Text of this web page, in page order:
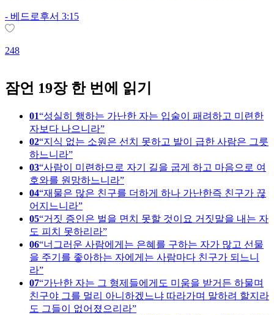
- 베드로후서 3:15
248
잠언 19장 한 번에 읽기
01 성실히 행하는 가난한 자는 입술이 패려하고 미련한
자보다 나으니라
02 지식 없는 소원은 선치 못하고 발이 급한 사람은 그릇
하느니라
03 사람이 미련하므로 자기 길을 굽게 하고 마음으로 여
호와를 원망하느니라
04 재물은 많은 친구를 더하게 하나 가난한즉 친구가 끊
어지느니라
05 거짓 증인은 벌을 면치 못할 것이요 거짓말을 내는 자
도 피치 못하리라
06 너그러운 사람에게는 은혜를 구하는 자가 많고 선물
을 주기를 좋아하는 자에게는 사람마다 친구가 되느니
라
07 가난한 자는 그 형제들에게도 미움을 받거든 하물며
친구야 그를 멀리 아니하겠느냐 따라가며 말하려 할지라
도 그들이 없어졌으리라